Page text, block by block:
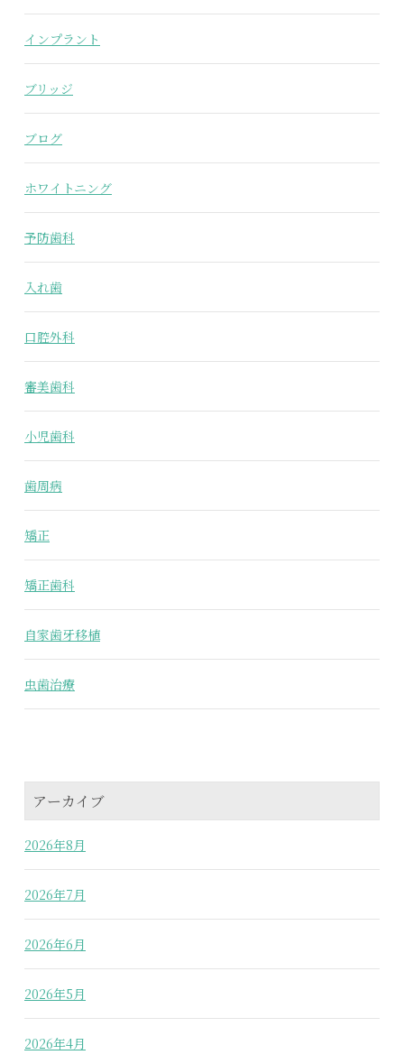
インプラント
ブリッジ
ブログ
ホワイトニング
予防歯科
入れ歯
口腔外科
審美歯科
小児歯科
歯周病
矯正
矯正歯科
自家歯牙移植
虫歯治療
アーカイブ
2026年8月
2026年7月
2026年6月
2026年5月
2026年4月